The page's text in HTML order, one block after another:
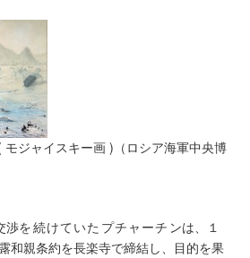
ジャイスキー画 )（ロシア海軍中央博
渉を続けていたプチャーチ ンは、１
和親条約を長楽寺で締結し、目的を果